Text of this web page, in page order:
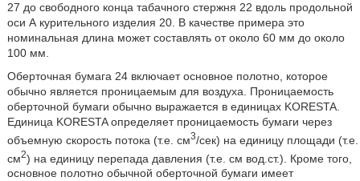
27 до свободного конца табачного стержня 22 вдоль продольной
оси А курительного изделия 20. В качестве примера это
номинальная длина может составлять от около 60 мм до около
100 мм.
Оберточная бумага 24 включает основное полотно, которое
обычно является проницаемым для воздуха. Проницаемость
оберточной бумаги обычно выражается в единицах KORESTA.
Единица KORESTA определяет проницаемость бумаги через
объемную скорость потока (т.е. см3/сек) на единицу площади (т.е.
см2) на единицу перепада давления (т.е. см вод.ст.). Кроме того,
основное полотно обычной оберточной бумаги имеет